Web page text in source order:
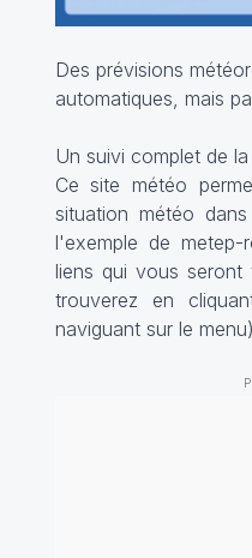
Des prévisions
automatiques, mais
Un suivi complet de
Ce site météo
situation météo
l'exemple de metep-
liens qui vous seront
trouverez en
naviguant sur le